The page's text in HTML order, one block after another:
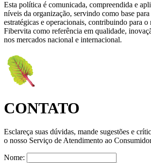
Esta política é comunicada, compreendida e
níveis da organização, servindo como base para
estratégicas e operacionais, contribuindo para o
Fibervita como referência em qualidade,
nos mercados nacional e internacional.
CONTATO
Esclareça suas dúvidas, mande sugestões e
o nosso Serviço de Atendimento ao
Nome: